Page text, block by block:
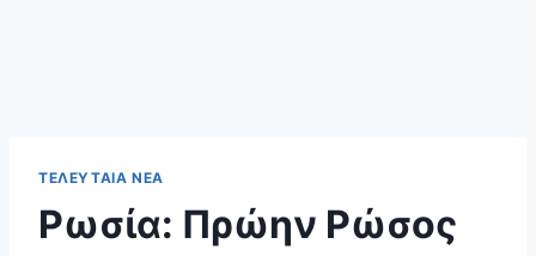
ΤΕΛΕΥΤΑΊΑ ΝΈΑ
Ρωσία: Πρώην Ρώσος